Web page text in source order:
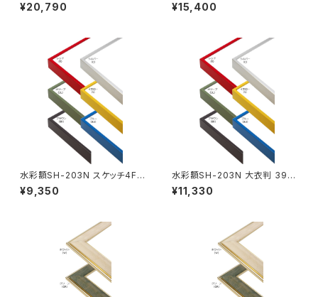
¥20,790 ¥15,400
水彩額SH-203N スケッチ4F 3
52×443ミリ
¥9,350
水彩額SH-203N 大衣判 393
×508ミリ
¥11,330